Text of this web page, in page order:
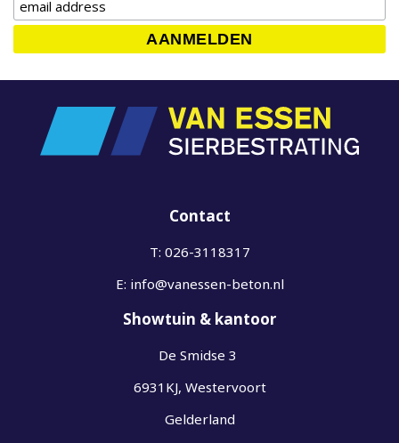
Contact
T: 026-3118317
E: info@vanessen-beton.nl
Showtuin & kantoor
De Smidse 3
6931KJ, Westervoort
Gelderland